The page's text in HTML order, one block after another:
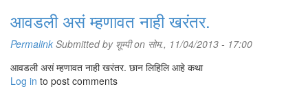
आवडली असं म्हणावत नाही खरंतर.
Permalink Submitted by शूम्पीon सोम., 11/04/2013 - 17:00
आवडली असं म्हणावत नाही खरंतर. छान लिहिलि आहे कथा
Log in to post comments